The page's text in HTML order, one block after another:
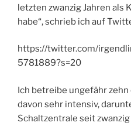
letzten zwanzig Jahren
habe“, schrieb ich auf
https://twitter.com/
5781889?s=20
Ich betreibe ungefähr
davon sehr intensiv,
Schaltzentrale seit zwanzig